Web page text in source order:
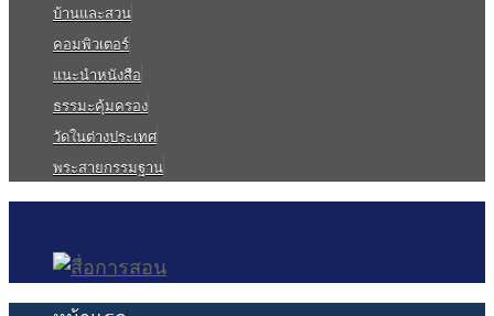
บ้านและสวน
คอมพิวเตอร์
แนะนำหนังสือ
ธรรมะคุ้มครอง
วัดในต่างประเทศ
พระสายกรรมฐาน